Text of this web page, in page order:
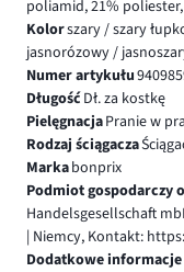
poliamid, 21%
Kolorszary / szary
jasnorózowy /
Numer artykułu
DługośćDł. za kostkę
PielęgnacjaPranie w
Rodzaj ściągacza
Markabonprix
Podmiot gospodarczy
Handelsgesellschaft
| Niemcy, Kontakt:
Dodatkowe informacje